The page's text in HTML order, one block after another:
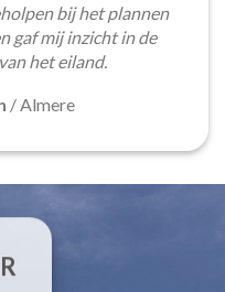
bij het plannen
gaf mij inzicht in de
het eiland.
/ Almere